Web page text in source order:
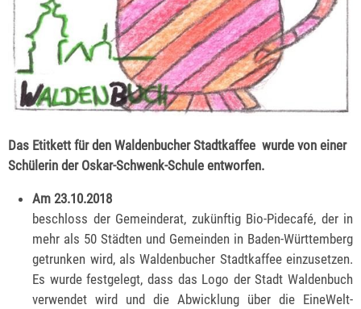
Das Etitkett für den Waldenbucher Stadtkaffee wurde von einer
Schülerin der Oskar-Schwenk-Schule entworfen.
Am 23.10.2018
beschloss der Gemeinderat, zukünftig Bio-Pidecafé, der in
mehr als 50 Städten und Gemeinden in Baden-Württemberg
getrunken wird, als Waldenbucher Stadtkaffee einzusetzen.
Es wurde festgelegt, dass das Logo der Stadt Waldenbuch
verwendet wird und die Abwicklung über die EineWelt-